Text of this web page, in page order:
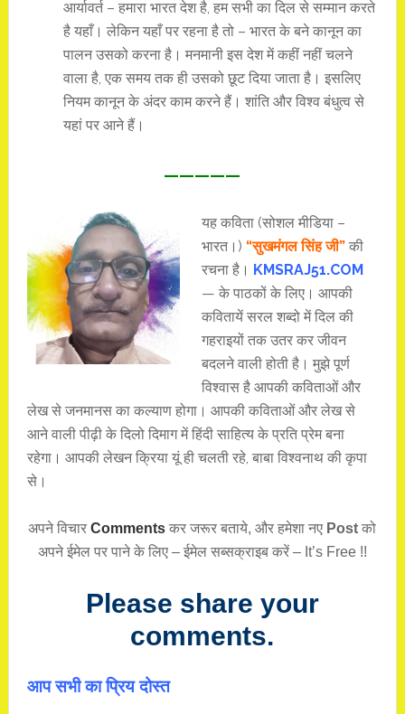
आर्यावर्त – हमारा भारत देश है, हम सभी का दिल से सम्मान करते
है यहाँ। लेकिन यहाँ पर रहना है तो – भारत के बने कानून का
पालन उसको करना है। मनमानी इस देश में कहीं नहीं चलने
वाला है, एक समय तक ही उसको छूट दिया जाता है। इसलिए
नियम कानून के अंदर काम करने हैं। शांति और विश्व बंधुत्व से
यहां पर आने हैं।
—————
यह कविता (सोशल मीडिया –
भारत।) “सुखमंगल सिंह जी”की
रचना है। KMSRAJ51.COM
— के पाठकों के लिए। आपकी
कवितायें सरल शब्दो में दिल की
गहराइयों तक उतर कर जीवन
बदलने वाली होती है। मुझे पूर्ण
विश्वास है आपकी कविताओं और
लेख से जनमानस का कल्याण होगा। आपकी कविताओं और लेख से
आने वाली पीढ़ी के दिलो दिमाग में हिंदी साहित्य के प्रति प्रेम बना
रहेगा। आपकी लेखन क्रिया यूं ही चलती रहे, बाबा विश्वनाथ की कृपा
से।
अपने विचारComments कर जरूर बताये, और हमेशा नए Post को
अपने ईमेल पर पाने के लिए – ईमेल सब्सक्राइब करें – It’s Free !!
Please share your
comments.
आप सभी का प्रिय दोस्त